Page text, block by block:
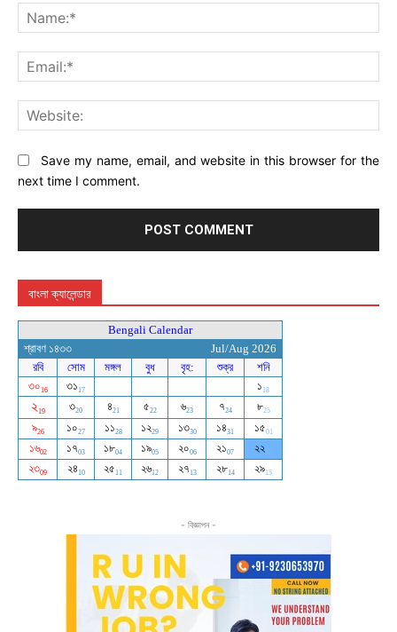
Save my name, email, and website in this browser for the
next time I comment.
বাংলা ক্যালেন্ডার
- বিজ্ঞাপন -